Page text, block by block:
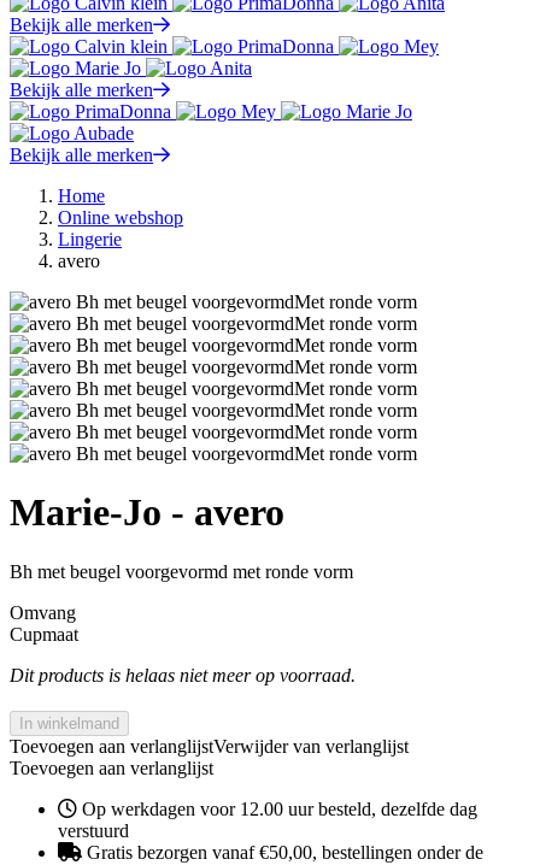
Bekijk alle merken
Bekijk alle merken
Bekijk alle merken
Home
Online webshop
Lingerie
avero
Marie-Jo - avero
Bh met beugel voorgevormd met ronde vorm
Omvang
Cupmaat
Dit products is helaas niet meer op voorraad.
In winkelmand
Toevoegen aan verlanglijstVerwijder van verlanglijst
Toevoegen aan verlanglijst
Op werkdagen voor 12.00 uur besteld, dezelfde dag
verstuurd
Gratis bezorgen vanaf €50,00, bestellingen onder de